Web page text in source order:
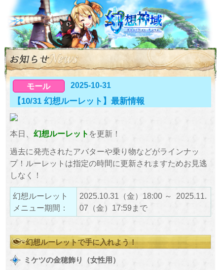
モール 2025-10-31
【10/31 幻想ルーレット】最新情報
本日、 幻想ルーレット を更新！
過去に発売されたアバターや乗り物などがラインナッ
プ！ルーレットは指定の時間に更新されますためお見逃
しなく！
幻想ルーレット
メニュー期間：
2025.10.31（金）18:00 ～ 2025.11.
07（金）17:59まで
幻想ルーレットで手に入れよう！
ミケツの金穂飾り（女性用）